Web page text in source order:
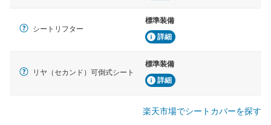
シートリフター
標準装備
詳細
リヤ（セカンド）可倒式シート
標準装備
詳細
楽天市場でシートカバーを探す